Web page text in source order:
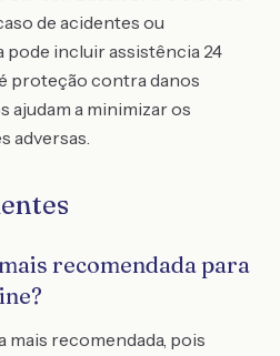
de acidentes ou
incluir assistência 24
proteção contra danos
ajudam a minimizar os
adversas.
recomendada para
recomendada, pois